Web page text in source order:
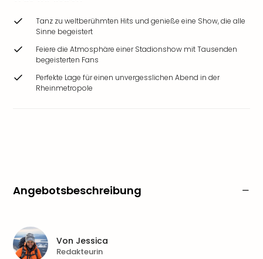
Tanz zu weltberühmten Hits und genieße eine Show, die alle
Sinne begeistert
Feiere die Atmosphäre einer Stadionshow mit Tausenden
begeisterten Fans
Perfekte Lage für einen unvergesslichen Abend in der
Rheinmetropole
Angebotsbeschreibung
Von Jessica
Redakteurin